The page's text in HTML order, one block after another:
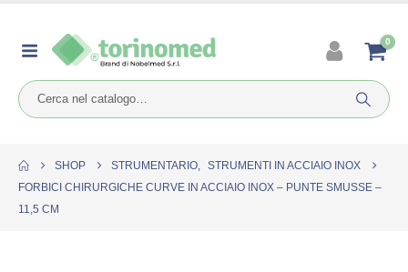
0
SHOP STRUMENTARIO, STRUMENTI IN ACCIAIO INOX
FORBICI CHIRURGICHE CURVE IN ACCIAIO INOX – PUNTE SMUSSE –
11,5 CM